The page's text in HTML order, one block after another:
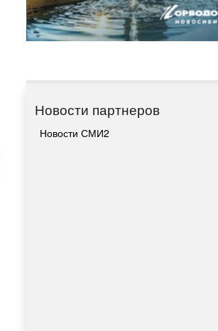
Новости партнеров
Новости СМИ2